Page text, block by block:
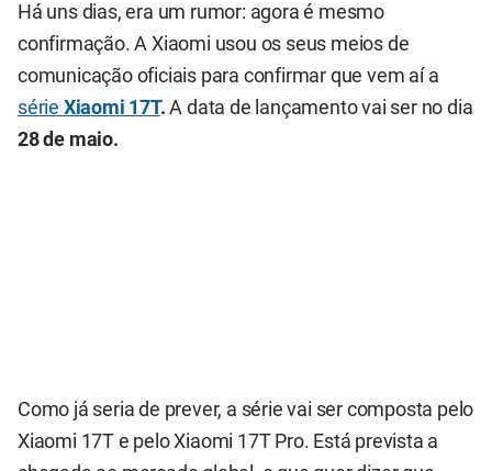
Há uns dias, era um rumor: agora é mesmo
confirmação. A Xiaomi usou os seus meios de
comunicação oficiais para confirmar que vem aí a
série Xiaomi 17T.A data de lançamento vai ser no dia
28 de maio.
Como já seria de prever, a série vai ser composta pelo
Xiaomi 17T e pelo Xiaomi 17T Pro. Está prevista a